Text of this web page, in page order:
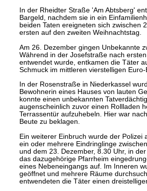
In der Rheidter Straße 'Am Abtsberg'
Bargeld, nachdem sie in ein
beiden Taten ereigneten sich zwischen
ersten auf den zweiten Weihnachtstag.
Am 26. Dezember gingen Unbekannte
Während in der Josefstraße nach
entwendet wurde, entkamen die Täter
Schmuck im mittleren vierstelligen
In der Rosenstraße in Niederkassel
Bewohnerin eines Hauses von lauten
konnte einen unbekannten
augenscheinlich zuvor einen Rollladen
Terrassentür aufzuhebeln. Hier war
Beute zu beklagen.
Ein weiterer Einbruch wurde der Polizei
ein oder mehrere Eindringlinge
und dem 23. Dezember, 8.30 Uhr, in
das dazugehörige Pfarrheim
eines Nebeneingangs auf. Im Inneren
geöffnet und mehrere Räume
entwendeten die Täter einen